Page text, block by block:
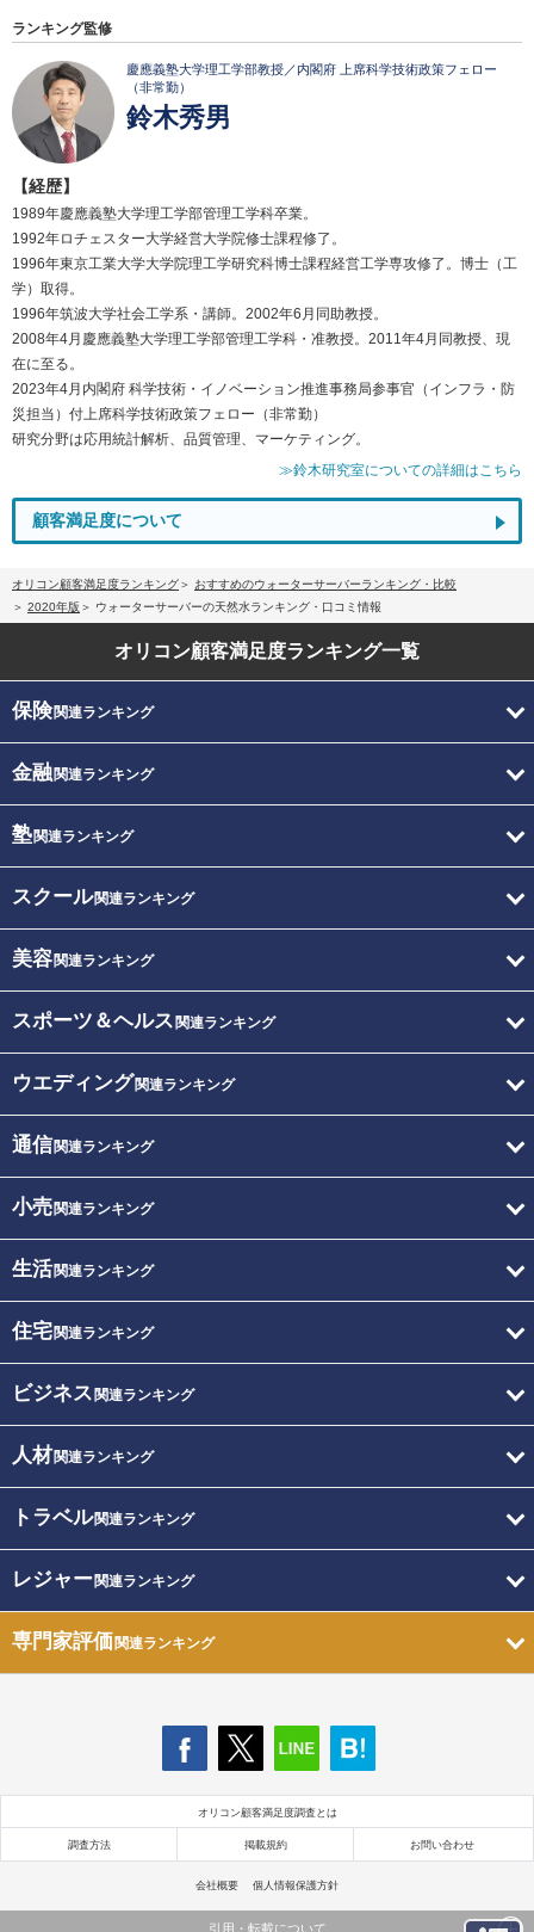
ランキング監修
慶應義塾大学理工学部教授／内閣府 上席科学技術政策フェロー
（非常勤）
鈴木秀男
【経歴】
1989年慶應義塾大学理工学部管理工学科卒業。
1992年ロチェスター大学経営大学院修士課程修了。
1996年東京工業大学大学院理工学研究科博士課程経営工学専攻修了。博士（工
学）取得。
1996年筑波大学社会工学系・講師。2002年6月同助教授。
2008年4月慶應義塾大学理工学部管理工学科・准教授。2011年4月同教授、現
在に至る。
2023年4月内閣府 科学技術・イノベーション推進事務局参事官（インフラ・防
災担当）付上席科学技術政策フェロー（非常勤）
研究分野は応用統計解析、品質管理、マーケティング。
≫鈴木研究室についての詳細はこちら
顧客満足度について
オリコン顧客満足度ランキング
おすすめのウォーターサーバーランキング・比較
2020年版
ウォーターサーバーの天然水ランキング・口コミ情報
オリコン顧客満足度ランキング一覧
保険関連ランキング
金融関連ランキング
塾関連ランキング
スクール関連ランキング
美容関連ランキング
スポーツ＆ヘルス 関連ランキング
ウエディング関連ランキング
通信関連ランキング
小売関連ランキング
生活関連ランキング
住宅関連ランキング
ビジネス 関連ランキング
人材関連ランキング
トラベル関連ランキング
レジャー関連ランキング
専門家評価関連ランキング
オリコン顧客満足度調査とは
調査方法 掲載規約 お問い合わせ
会社概要 個人情報保護方針
引用・転載について